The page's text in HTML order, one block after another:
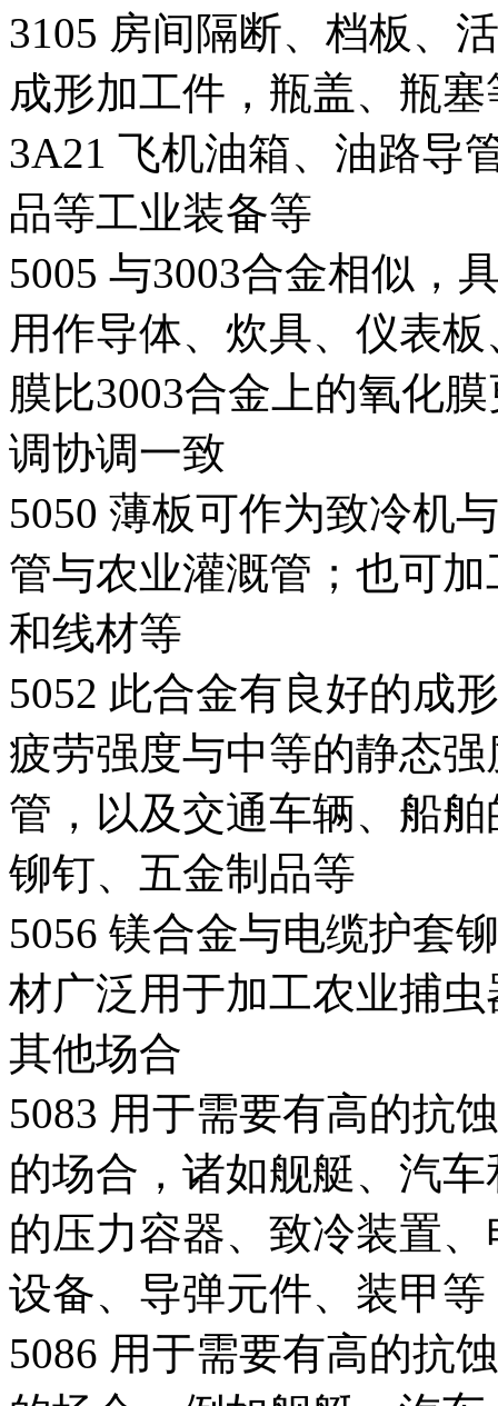
3105 房间隔断、档板、
成形加工件，瓶盖、瓶塞
3A21 飞机油箱、油路导
品等工业装备等
5005 与3003合金相似，
用作导体、炊具、仪表
膜比3003合金上的氧化
调协调一致
5050 薄板可作为致冷机
管与农业灌溉管；也可
和线材等
5052 此合金有良好的成
疲劳强度与中等的静态
管，以及交通车辆、船
铆钉、五金制品等
5056 镁合金与电缆护套
材广泛用于加工农业捕
其他场合
5083 用于需要有高的抗
的场合，诸如舰艇、汽
的压力容器、致冷装置
设备、导弹元件、装甲等
5086 用于需要有高的抗